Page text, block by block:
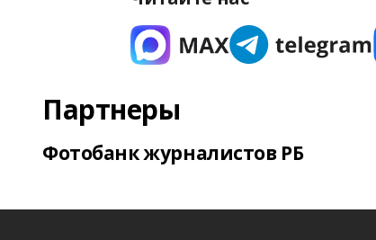
Партнеры
Фотобанк журналистов РБ